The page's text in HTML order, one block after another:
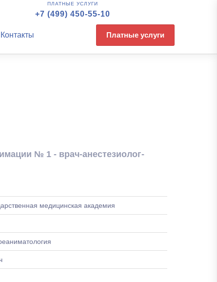
ПЛАТНЫЕ УСЛУГИ
+7 (499) 450-55-10
Контакты Платные услуги
№ 1 - врач-анестезиолог-
медицинская академия